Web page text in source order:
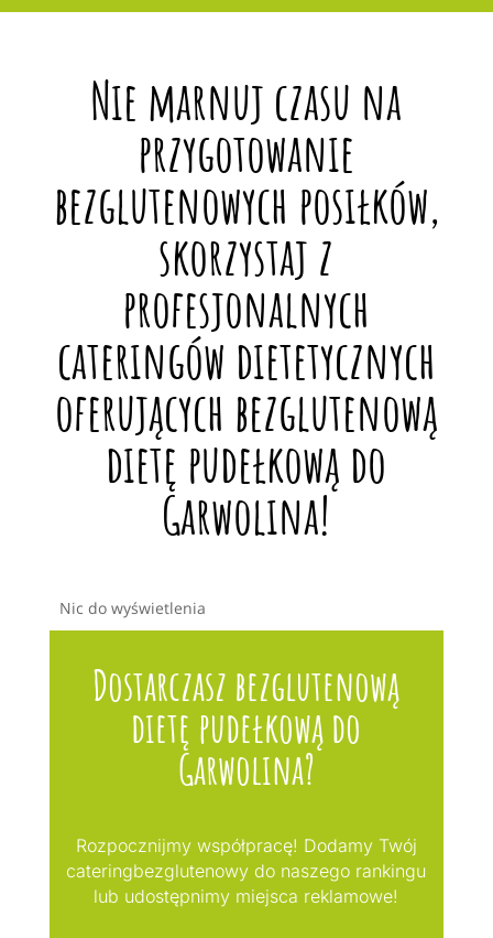
Nie marnuj czasu na
przygotowanie
bezglutenowych posiłków,
skorzystaj z
profesjonalnych
cateringów dietetycznych
oferujących bezglutenową
dietę pudełkową do
Garwolina!
Nic do wyświetlenia
Dostarczasz bezglutenową
dietę pudełkową do
Garwolina?
Rozpocznijmy współpracę! Dodamy Twój
cateringbezglutenowy do naszego rankingu
lub udostępnimy miejsca reklamowe!